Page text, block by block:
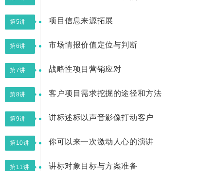
第5讲 项目信息来源拓展
第6讲 市场情报价值定位与判断
第7讲 战略性项目营销应对
第8讲 客户项目需求挖掘的途径和方法
第9讲 讲标述标以声音影像打动客户
第10讲 你可以来一次激动人心的演讲
第11讲 讲标对象目标与方案准备